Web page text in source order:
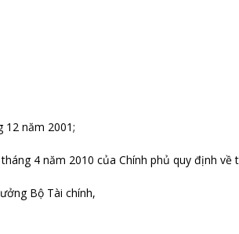
12 năm 2001;
4 năm 2010 của Chính phủ quy định về
Bộ Tài chính,